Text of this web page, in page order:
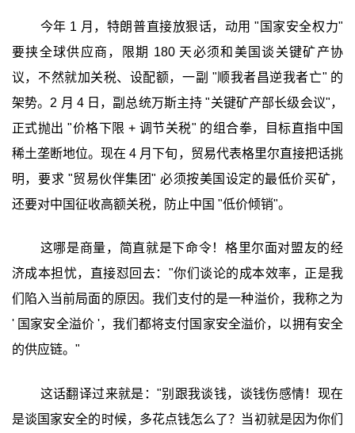
今年 1 月，特朗普直接放狠话，动用 "国家安全权力"
要挟全球供应商，限期 180 天必须和美国谈关键矿产协
议，不然就加关税、设配额，一副 "顺我者昌逆我者亡" 的
架势。2 月 4 日，副总统万斯主持 "关键矿产部长级会议"，
正式抛出 "价格下限 + 调节关税" 的组合拳，目标直指中国
稀土垄断地位。现在 4 月下旬，贸易代表格里尔直接把话挑
明，要求 "贸易伙伴集团" 必须按美国设定的最低价买矿，
还要对中国征收高额关税，防止中国 "低价倾销"。
这哪是商量，简直就是下命令！格里尔面对盟友的经
济成本担忧，直接怼回去："你们谈论的成本效率，正是我
们陷入当前局面的原因。我们支付的是一种溢价，我称之为
' 国家安全溢价 '，我们都将支付国家安全溢价，以拥有安全
的供应链。"
这话翻译过来就是："别跟我谈钱，谈钱伤感情！现在
是谈国家安全的时候，多花点钱怎么了？当初就是因为你们